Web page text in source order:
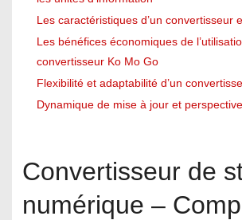
Les caractéristiques d’un convertisseur
Les bénéfices économiques de
convertisseur Ko Mo Go
Flexibilité et adaptabilité d’un
Dynamique de mise à jour et
Convertisseur de
numérique –